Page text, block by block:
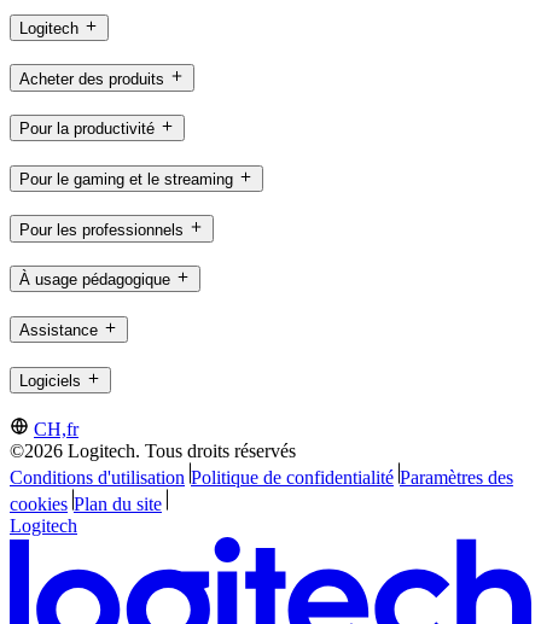
Logitech
Acheter des produits
Pour la productivité
Pour le gaming et le streaming
Pour les professionnels
À usage pédagogique
Assistance
Logiciels
CH,fr
©2026 Logitech. Tous droits réservés
Conditions d'utilisation Politique de confidentialité Paramètres des
cookies Plan du site
Logitech